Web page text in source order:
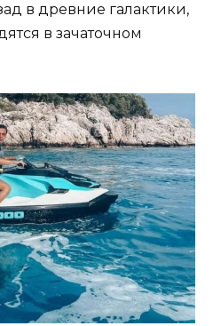
в древние галактики,
в зачаточном